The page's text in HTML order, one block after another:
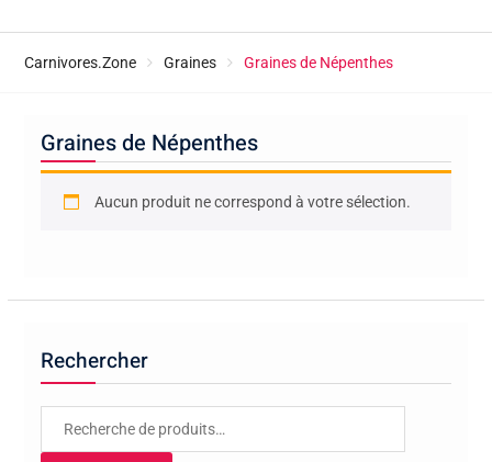
Carnivores.Zone Graines Graines de Népenthes
Graines de Népenthes
Aucun produit ne correspond à votre sélection.
Rechercher